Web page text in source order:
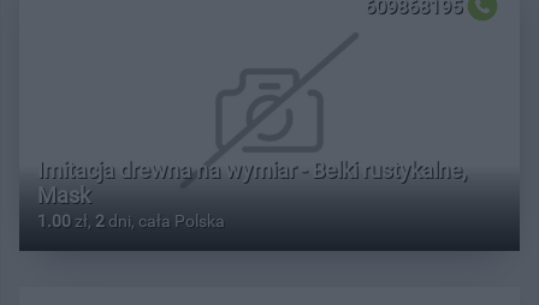
609868195
Imitacja drewna na wymiar - Belki rustykalne,
Mask
1.00 zł, 2 dni, cała Polska